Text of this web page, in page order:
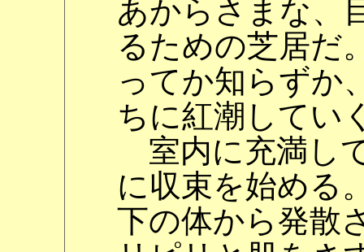
あからさまな、
るための芝居だ
ってか知らずか
ちに紅潮してい
室内に充満し
に収束を始める
下の体から発散